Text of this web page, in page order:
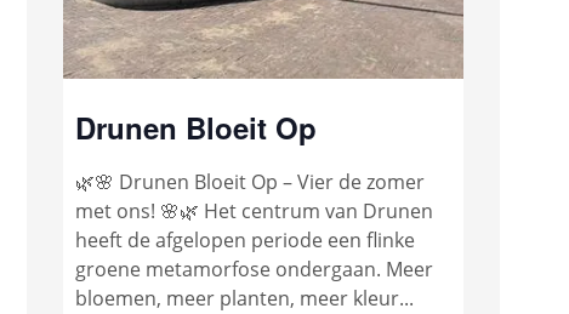
Drunen Bloeit Op
🌿🌸 Drunen Bloeit Op – Vier de zomer
met ons! 🌸🌿 Het centrum van Drunen
heeft de afgelopen periode een flinke
groene metamorfose ondergaan. Meer
bloemen, meer planten, meer kleur...